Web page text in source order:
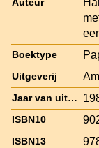
Auteur
Boektype
Uitgeverij
Jaar van uitgave
ISBN10
ISBN13